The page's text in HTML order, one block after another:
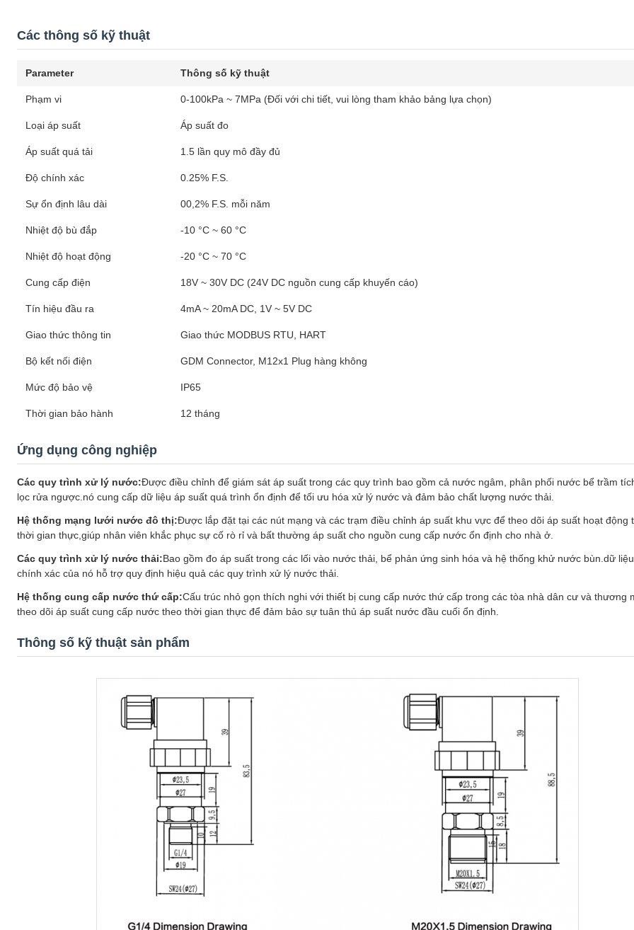
Các thông số kỹ thuật
Parameter Thông số kỹ thuật
Phạm vi 0-100kPa ~ 7MPa (Đối với chi tiết, vui lòng tham khảo bảng lựa chọn)
Loại áp suất Áp suất đo
Áp suất quá tải 1.5 lần quy mô đầy đủ
Độ chính xác 0.25% F.S.
Sự ổn định lâu dài 00,2% F.S. mỗi năm
Nhiệt độ bù đắp -10 °C ~ 60 °C
Nhiệt độ hoạt động -20 °C ~ 70 °C
Cung cấp điện 18V ~ 30V DC (24V DC nguồn cung cấp khuyến cáo)
Tín hiệu đầu ra 4mA ~ 20mA DC, 1V ~ 5V DC
Giao thức thông tin Giao thức MODBUS RTU, HART
Bộ kết nối điện GDM Connector, M12x1 Plug hàng không
Mức độ bảo vệ IP65
Thời gian bảo hành 12 tháng
Ứng dụng công nghiệp
Các quy trình xử lý nước:Được điều chỉnh để giám sát áp suất trong các quy trình bao gồm cả nước ngâm, phân phối nước bể trầm
lọc rửa ngược.nó cung cấp dữ liệu áp suất quá trình ổn định để tối ưu hóa xử lý nước và đảm bảo chất lượng nước thải.
Hệ thống mạng lưới nước đô thị:Được lắp đặt tại các nút mạng và các trạm điều chỉnh áp suất khu vực để theo dõi áp suất hoạt động
thời gian thực,giúp nhân viên khắc phục sự cố rò rỉ và bất thường áp suất cho nguồn cung cấp nước ổn định cho nhà ở.
Các quy trình xử lý nước thải:Bao gồm đo áp suất trong các lối vào nước thải, bể phản ứng sinh hóa và hệ thống khử nước bùn.dữ liệu
chính xác của nó hỗ trợ quy định hiệu quả các quy trình xử lý nước thải.
Hệ thống cung cấp nước thứ cấp:Cấu trúc nhỏ gọn thích nghi với thiết bị cung cấp nước thứ cấp trong các tòa nhà dân cư và thương
theo dõi áp suất cung cấp nước theo thời gian thực để đảm bảo sự tuân thủ áp suất nước đầu cuối ổn định.
Thông số kỹ thuật sản phẩm